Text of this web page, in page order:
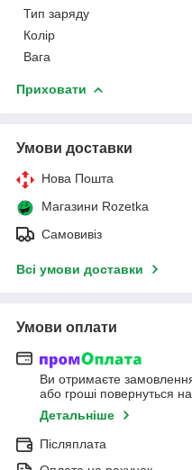
Тип заряду
Колір
Вага
Приховати
Умови доставки
Нова Пошта
Магазини Rozetka
Самовивіз
Всі умови доставки
Умови оплати
Ви отримаєте
або гроші повернуться
Детальніше
Післяплата